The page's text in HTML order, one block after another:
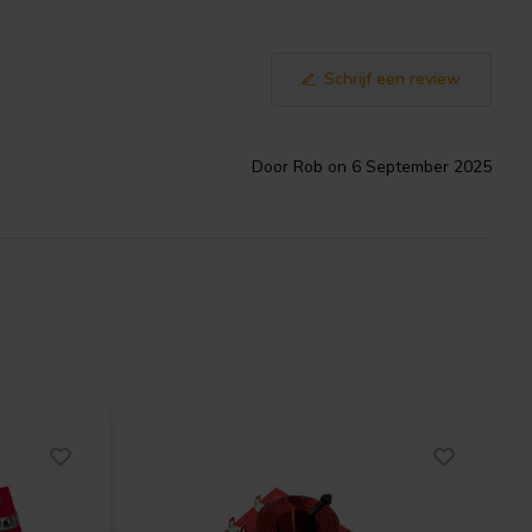
Schrijf een review
Door Rob on 6 September 2025